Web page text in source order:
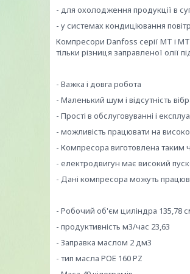
- для охолодження продукції в
- у системах кондиціювання
Компресори Danfoss серії MT і
тільки різниця заправленої олії
- Важка і довга робота
- Маленький шум і відсутність
- Прості в обслуговуванні і
- можливість працювати на
- Компресора виготовлена
- електродвигун має високий
- Дані компресора можуть
- Робочий об'єм циліндра 135,78
- продуктивність м3/час 23,63
- Заправка маслом 2 дм3
- тип масла POE 160 PZ